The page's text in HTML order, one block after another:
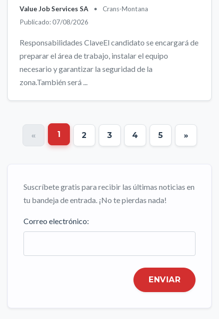
Value Job Services SA •
Crans-Montana
Publicado: 07/08/2026
Responsabilidades ClaveEl candidato se encargará de
preparar el área de trabajo, instalar el equipo
necesario y garantizar la seguridad de la
zona.También será ...
« 1 2 3 4 5 »
Suscríbete gratis para recibir las últimas noticias en
tu bandeja de entrada. ¡No te pierdas nada!
Correo electrónico:
ENVIAR